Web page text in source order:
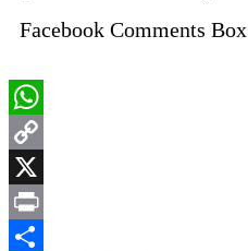
Facebook Comments Box
WhatsApp
Copy
Link
X
Print